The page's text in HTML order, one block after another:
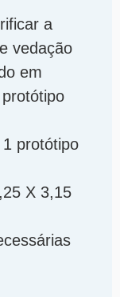
a
vedação
em
protótipo
X 3,15